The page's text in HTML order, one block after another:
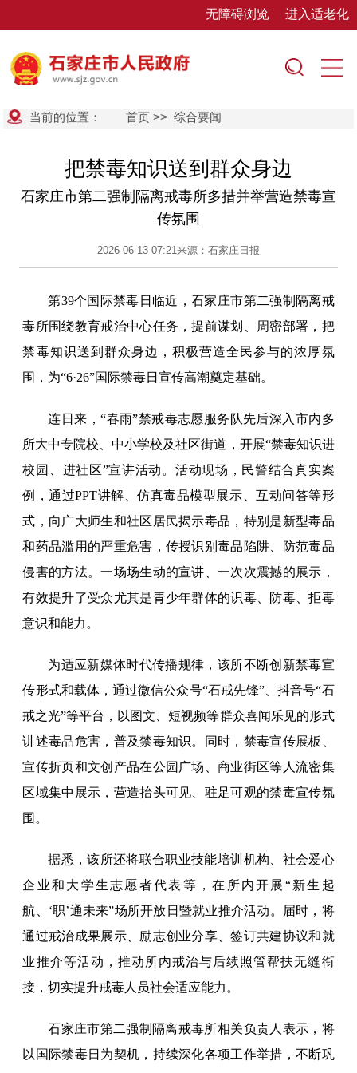
无障碍浏览 进入适老化
当前的位置： 首页 >>综合要闻
把禁毒知识送到群众身边
石家庄市第二强制隔离戒毒所多措并举营造禁毒宣
传氛围
2026-06-13 07:21来源：石家庄日报
第39个国际禁毒日临近，石家庄市第二强制隔离戒
毒所围绕教育戒治中心任务，提前谋划、周密部署，把
禁毒知识送到群众身边，积极营造全民参与的浓厚氛
围，为“6·26”国际禁毒日宣传高潮奠定基础。
连日来，“春雨”禁戒毒志愿服务队先后深入市内多
所大中专院校、中小学校及社区街道，开展“禁毒知识进
校园、进社区”宣讲活动。活动现场，民警结合真实案
例，通过PPT讲解、仿真毒品模型展示、互动问答等形
式，向广大师生和社区居民揭示毒品，特别是新型毒品
和药品滥用的严重危害，传授识别毒品陷阱、防范毒品
侵害的方法。一场场生动的宣讲、一次次震撼的展示，
有效提升了受众尤其是青少年群体的识毒、防毒、拒毒
意识和能力。
为适应新媒体时代传播规律，该所不断创新禁毒宣
传形式和载体，通过微信公众号“石戒先锋”、抖音号“石
戒之光”等平台，以图文、短视频等群众喜闻乐见的形式
讲述毒品危害，普及禁毒知识。同时，禁毒宣传展板、
宣传折页和文创产品在公园广场、商业街区等人流密集
区域集中展示，营造抬头可见、驻足可观的禁毒宣传氛
围。
据悉，该所还将联合职业技能培训机构、社会爱心
企业和大学生志愿者代表等，在所内开展“新生起
航、‘职’通未来”场所开放日暨就业推介活动。届时，将
通过戒治成果展示、励志创业分享、签订共建协议和就
业推介等活动，推动所内戒治与后续照管帮扶无缝衔
接，切实提升戒毒人员社会适应能力。
石家庄市第二强制隔离戒毒所相关负责人表示，将
以国际禁毒日为契机，持续深化各项工作举措，不断巩